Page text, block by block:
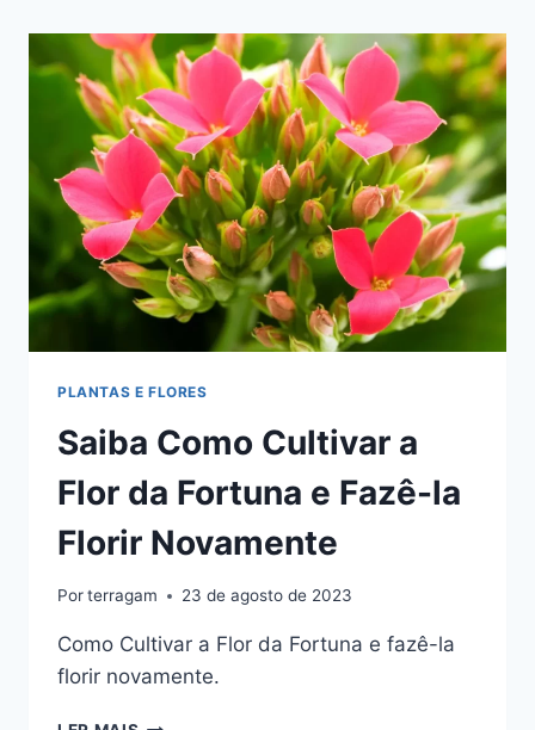
PLANTAS E FLORES
Saiba Como Cultivar a
Flor da Fortuna e Fazê-la
Florir Novamente
Porterragam 23 de agosto de 2023
Como Cultivar a Flor da Fortuna e fazê-la
florir novamente.
SAIBA